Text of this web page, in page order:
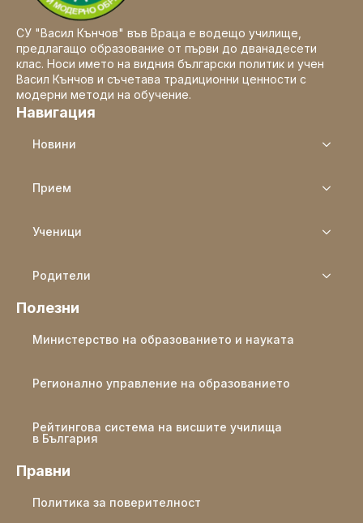
СУ "Васил Кънчов" във Враца е водещо училище,
предлагащо образование от първи до дванадесети
клас. Носи името на видния български политик и учен
Васил Кънчов и съчетава традиционни ценности с
модерни методи на обучение.
Навигация
Новини
Прием
Ученици
Родители
Полезни
Министерство на образованието и науката
Регионално управление на образованието
Рейтингова система на висшите училища
в България
Правни
Политика за поверителност